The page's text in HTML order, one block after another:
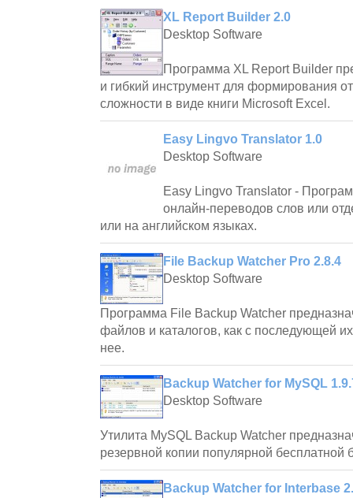
XL Report Builder 2.0
Desktop Software
Программа XL Report Builder
и гибкий инструмент для формирования
сложности в виде книги Microsoft Excel.
Easy Lingvo Translator 1.0
Desktop Software
Easy Lingvo Translator -
онлайн-переводов слов или
или на английском языках.
File Backup Watcher Pro 2.8.4
Desktop Software
Программа File Backup Watcher
файлов и каталогов, как с последующей
нее.
Backup Watcher for MySQL
Desktop Software
Утилита MySQL Backup Watcher
резервной копии популярной бесплатной
Backup Watcher for Interbase